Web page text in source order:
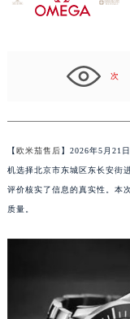
次
【欧米茄售后】2026年5月21
机选择北京市东城区东长安街
评价核实了信息的真实性。本
质量。